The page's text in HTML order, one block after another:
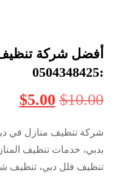
أفضل شركة
:0504348425
$10.00
$5.00
شركة تنظيف منازل في
بدبي، خدمات تنظيف
تنظيف فلل دبي، تنظيف